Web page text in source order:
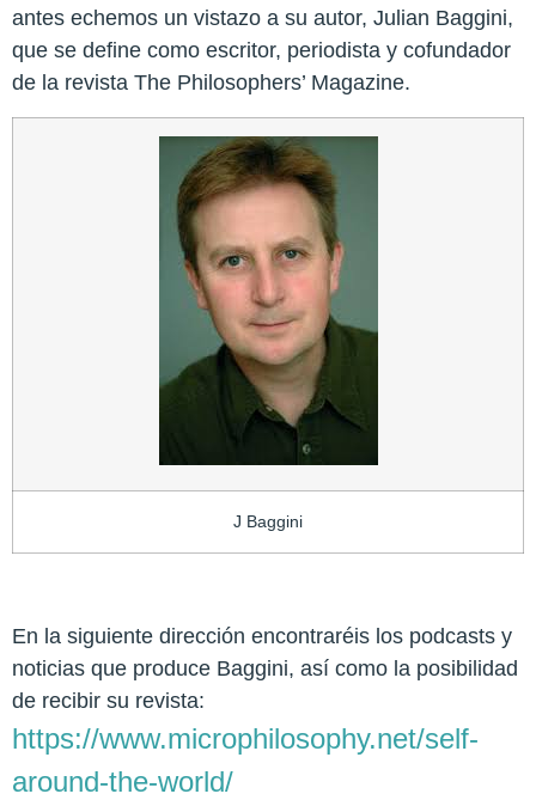
antes echemos un vistazo a su autor, Julian Baggini,
que se define como escritor, periodista y cofundador
de la revista The Philosophers’ Magazine.
J Baggini
En la siguiente dirección encontraréis los podcasts y
noticias que produce Baggini, así como la posibilidad
de recibir su revista:
https://www.microphilosophy.net/self-
around-the-world/